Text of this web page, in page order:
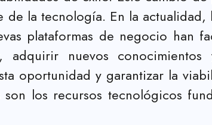
de la tecnología. En la
plataformas de negocio han
adquirir nuevos
oportunidad y garantizar la
los recursos tecnológicos